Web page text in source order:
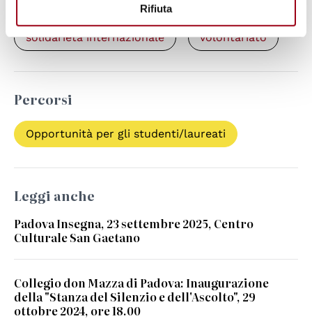
Rifiuta
solidarietà internazionale volontariato
Percorsi
Opportunità per gli studenti/laureati
Leggi anche
Padova Insegna, 23 settembre 2025, Centro
Culturale San Gaetano
Collegio don Mazza di Padova: Inaugurazione
della "Stanza del Silenzio e dell'Ascolto", 29
ottobre 2024, ore 18.00